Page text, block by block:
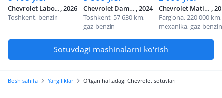
Chevrolet Labo, 2026, 2026
Toshkent, benzin
Chevrolet Damas, 2024 , 2024
Toshkent, 57 630 km,
gaz-benzin
Chevrolet Matiz, 2012 ,
Farg'ona, 220 000 km,
mexanika, gaz-benzin
Sotuvdagi mashinalarni ko‘rish
Bosh sahifa Yangiliklar O‘tgan haftadagi Chevrolet sotuvlari